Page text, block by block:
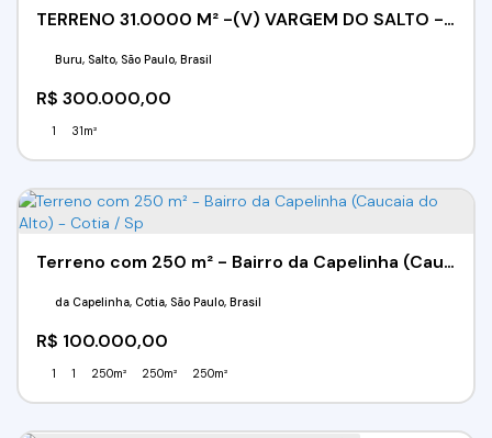
TERRENO 31.0000 M² -(V) VARGEM DO SALTO -IBIÚNA-SP
R$ 300.000,00
Buru, Salto, São Paulo, Brasil
1 31m²
Terreno com 250 m² - Bairro da Capelinha (Caucaia do Alto) - Cotia / Sp
R$ 100.000,00
da Capelinha, Cotia, São Paulo, Brasil
1 1 250m² 250m² 250m²